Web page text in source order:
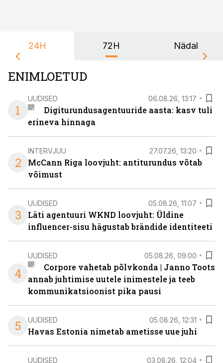
24H 72H Nädal
ENIMLOETUD
1
UUDISED 06.08.26, 13:17
Digiturundusagentuuride aasta: kasv tuli
erineva hinnaga
2
INTERVJUU 27.07.26, 13:20
McCann Riga loovjuht: antiturundus võtab
võimust
3
UUDISED 05.08.26, 11:07
Läti agentuuri WKND loovjuht: Üldine
influencer-sisu hägustab brändide identiteeti
4
UUDISED 05.08.26, 09:00
Corpore vahetab põlvkonda | Janno Toots
annab juhtimise uutele inimestele ja teeb
kommunikatsioonist pika pausi
5 UUDISED 05.08.26, 12:31
Havas Estonia nimetab ametisse uue juhi
UUDISED 03.08.26, 12:04